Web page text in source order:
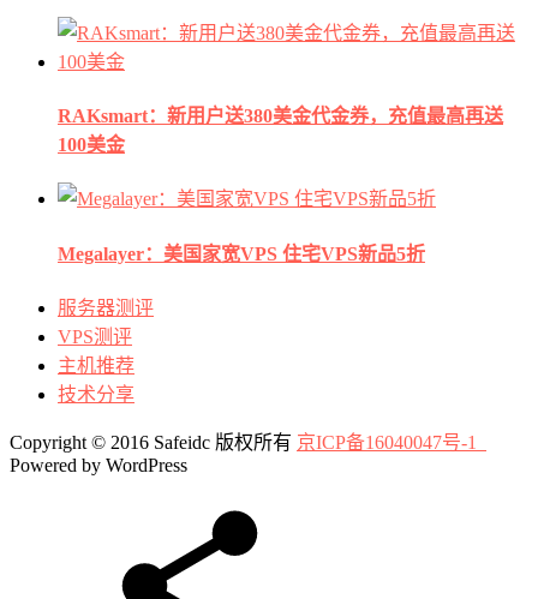
RAKsmart：新用户送380美金代金券，充值最高再送
100美金
Megalayer：美国家宽VPS 住宅VPS新品5折
服务器测评
VPS测评
主机推荐
技术分享
Copyright © 2016 Safeidc 版权所有 京ICP备16040047号-1
Powered by WordPress